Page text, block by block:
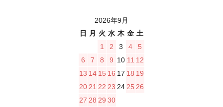
2026年9月
日
月 火 水 木 金 土
1
2 3 4
5
6
7 8 9 10 11 12
13 14 15 16 17 18 19
20 21 22 23 24 25 26
27 28 29 30